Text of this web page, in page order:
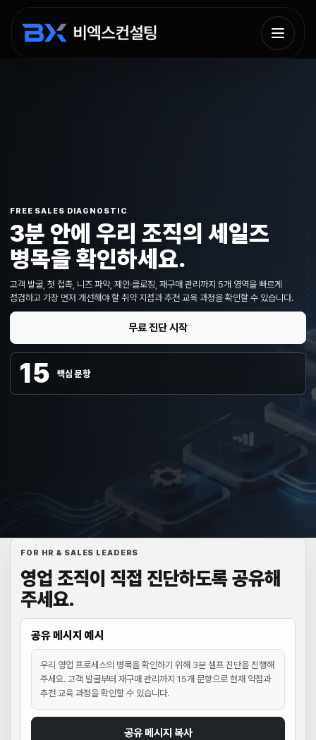
FREE SALES DIAGNOSTIC
3분 안에 우리 조직의 세일즈
병목을 확인하세요.
고객 발굴, 첫 접촉, 니즈 파악, 제안·클로징, 재구매 관리까지 5개 영역을 빠르게
점검하고 가장 먼저 개선해야 할 취약 지점과 추천 교육 과정을 확인할 수 있습니다.
무료 진단 시작
15 핵심 문항
FOR HR & SALES LEADERS
영업 조직이 직접 진단하도록 공유해
주세요.
공유 메시지 예시
우리 영업 프로세스의 병목을 확인하기 위해 3분 셀프 진단을 진행해
주세요. 고객 발굴부터 재구매 관리까지 15개 문항으로 현재 약점과
추천 교육 과정을 확인할 수 있습니다.
공유 메시지 복사